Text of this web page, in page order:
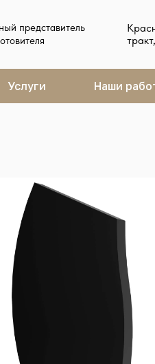
представитель
Услуги Наши